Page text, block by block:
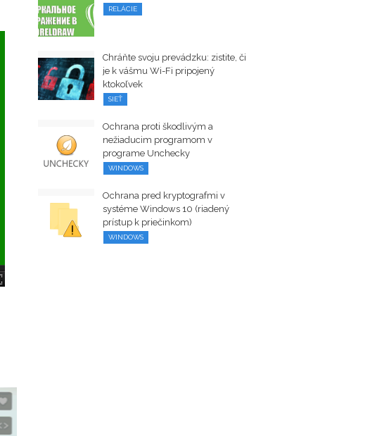
RELÁCIE
Chráňte svoju prevádzku: zistite, či
je k vášmu Wi-Fi pripojený
ktokoľvek
SIEŤ
Ochrana proti škodlivým a
nežiaducim programom v
programe Unchecky
WINDOWS
Ochrana pred kryptografmi v
systéme Windows 10 (riadený
prístup k priečinkom)
WINDOWS